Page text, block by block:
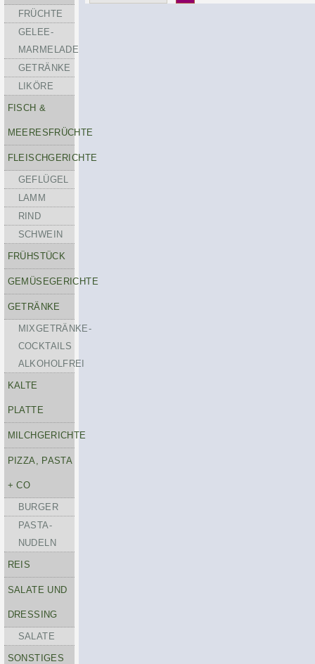
FRÜCHTE
GELEE-
MARMELADE
GETRÄNKE
LIKÖRE
FISCH &
MEERESFRÜCHTE
FLEISCHGERICHTE
GEFLÜGEL
LAMM
RIND
SCHWEIN
FRÜHSTÜCK
GEMÜSEGERICHTE
GETRÄNKE
MIXGETRÄNKE-
COCKTAILS
ALKOHOLFREI
KALTE
PLATTE
MILCHGERICHTE
PIZZA, PASTA
+ CO
BURGER
PASTA-
NUDELN
REIS
SALATE UND
DRESSING
SALATE
SONSTIGES